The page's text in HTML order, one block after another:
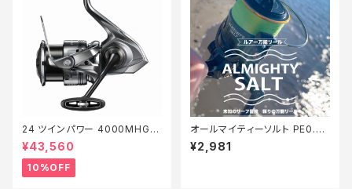
24 ツインパワー 4000MHG
【継続セール_リール】【10】
¥43,560
10%OFF
オールマイティーソルト PE0.8
号150m Tオリ
¥2,981